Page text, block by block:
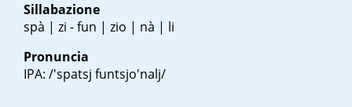
Sillabazione
spà | zi - fun | zio | nà | li
Pronuncia
IPA: /'spatsj funtsjo'nalj/